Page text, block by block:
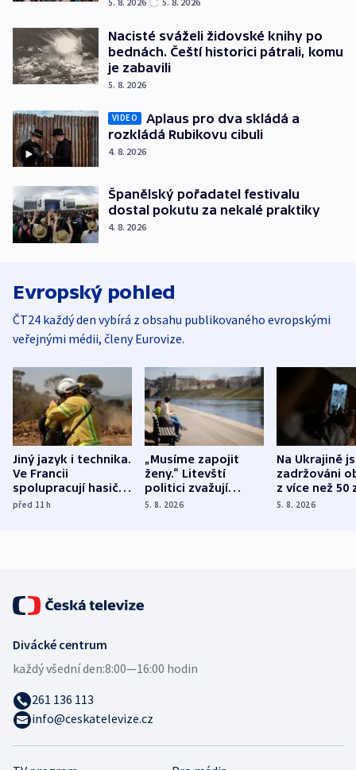
Nacisté sváželi židovské knihy po
bednách. Čeští historici pátrali, komu
je zabavili
5. 8. 2026
VIDEO
Aplaus pro dva skládá a
rozkládá Rubikovu cibuli
4. 8. 2026
Španělský pořadatel festivalu
dostal pokutu za nekalé praktiky
4. 8. 2026
Evropský pohled
ČT24 každý den vybírá z obsahu publikovaného evropskými
veřejnými médii, členy Eurovize.
Jiný jazyk i technika.
Ve Francii
spolupracují hasiči z
různých zemí
před 11h
„Musíme zapojit
ženy.“ Litevští
politici zvažují
dohodu o
5. 8. 2026
Na Ukrajině
zadržováni
z více než 50
Bojovali na
5. 8. 2026
Divácké centrum
každý všední den:8:00—16:00 hodin
261 136 113
info@ceskatelevize.cz